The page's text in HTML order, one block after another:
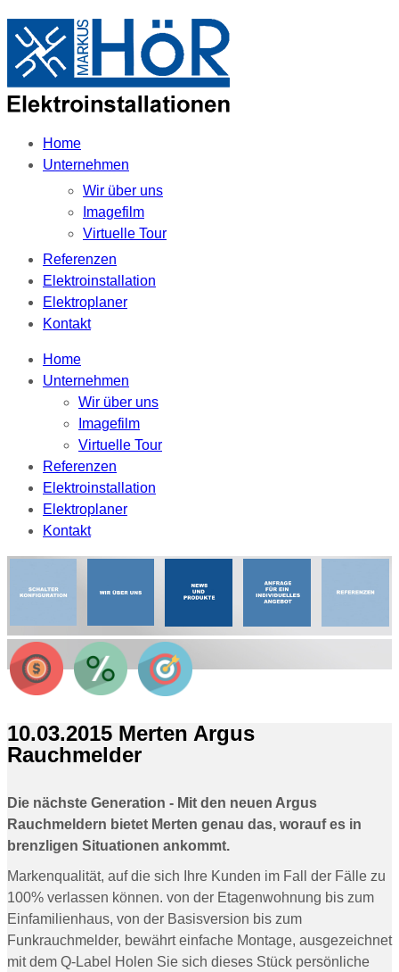
Home
Unternehmen
Wir über uns
Imagefilm
Virtuelle Tour
Referenzen
Elektroinstallation
Elektroplaner
Kontakt
Home
Unternehmen
Wir über uns
Imagefilm
Virtuelle Tour
Referenzen
Elektroinstallation
Elektroplaner
Kontakt
10.03.2015 Merten Argus
Rauchmelder
Die nächste Generation - Mit den neuen Argus
Rauchmeldern bietet Merten genau das, worauf es in
brenzligen Situationen ankommt.
Markenqualität, auf die sich Ihre Kunden im Fall der Fälle zu
100% verlassen können. von der Etagenwohnung bis zum
Einfamilienhaus, von der Basisversion bis zum
Funkrauchmelder, bewährt einfache Montage, ausgezeichnet
mit dem Q-Label Holen Sie sich dieses Stück persönliche